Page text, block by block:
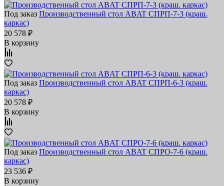
Под заказ Производственный стол ABAT СПРП-7-3 (краш.
каркас)
20 578 ₽
В корзину
Под заказ Производственный стол ABAT СПРП-6-3 (краш.
каркас)
20 578 ₽
В корзину
Под заказ Производственный стол ABAT СПРО-7-6 (краш.
каркас)
23 536 ₽
В корзину